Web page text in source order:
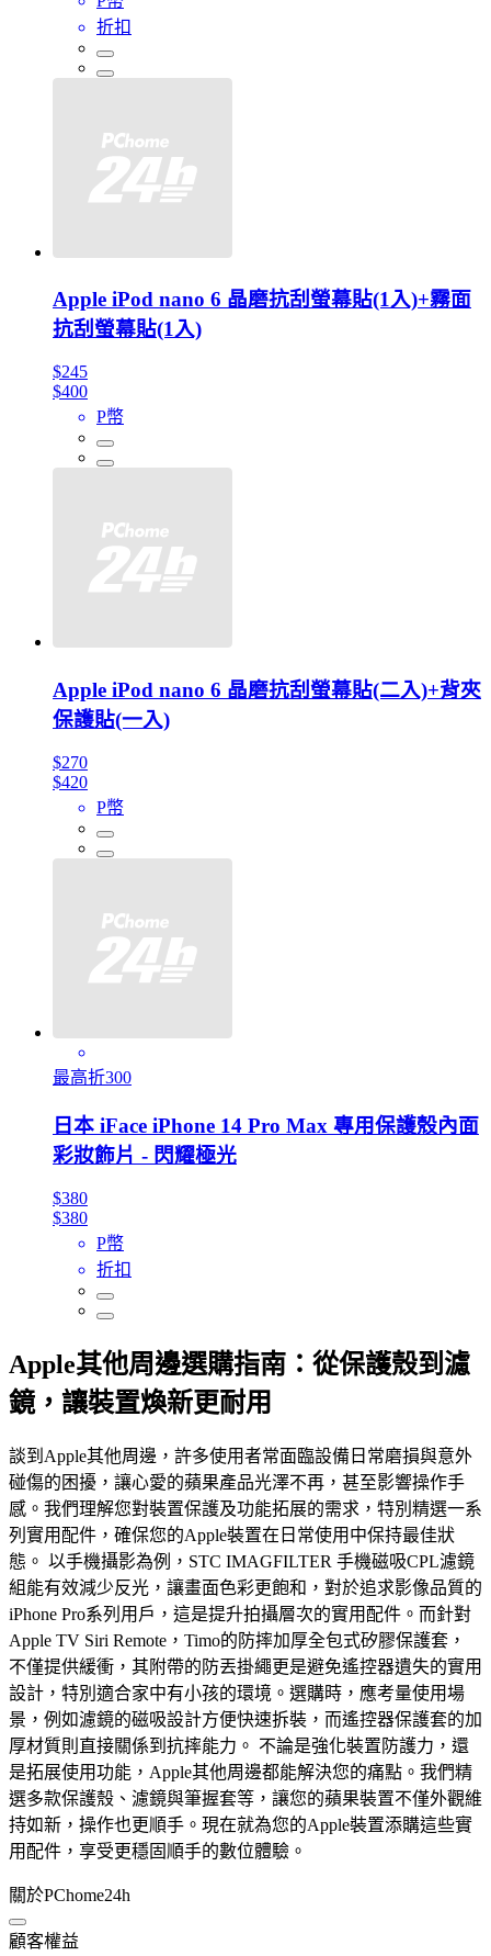
折扣
Apple iPod nano 6 晶磨抗刮螢幕貼(1入)+霧面
抗刮螢幕貼(1入)
$245
$400
P幣
Apple iPod nano 6 晶磨抗刮螢幕貼(二入)+背夾
保護貼(一入)
$270
$420
P幣
最高折300
日本 iFace iPhone 14 Pro Max 專用保護殼內面
彩妝飾片 - 閃耀極光
$380
$380
P幣
折扣
Apple其他周邊選購指南：從保護殼到濾
鏡，讓裝置煥新更耐用
談到Apple其他周邊，許多使用者常面臨設備日常磨損與意外
碰傷的困擾，讓心愛的蘋果產品光澤不再，甚至影響操作手
感。我們理解您對裝置保護及功能拓展的需求，特別精選一系
列實用配件，確保您的Apple裝置在日常使用中保持最佳狀
態。 以手機攝影為例，STC IMAGFILTER 手機磁吸CPL濾鏡
組能有效減少反光，讓畫面色彩更飽和，對於追求影像品質的
iPhone Pro系列用戶，這是提升拍攝層次的實用配件。而針對
Apple TV Siri Remote，Timo的防摔加厚全包式矽膠保護套，
不僅提供緩衝，其附帶的防丟掛繩更是避免遙控器遺失的實用
設計，特別適合家中有小孩的環境。選購時，應考量使用場
景，例如濾鏡的磁吸設計方便快速拆裝，而遙控器保護套的加
厚材質則直接關係到抗摔能力。 不論是強化裝置防護力，還
是拓展使用功能，Apple其他周邊都能解決您的痛點。我們精
選多款保護殼、濾鏡與筆握套等，讓您的蘋果裝置不僅外觀維
持如新，操作也更順手。現在就為您的Apple裝置添購這些實
用配件，享受更穩固順手的數位體驗。
關於PChome24h
顧客權益